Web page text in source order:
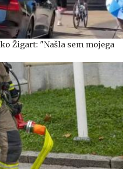
Žigart: "Našla sem mojega